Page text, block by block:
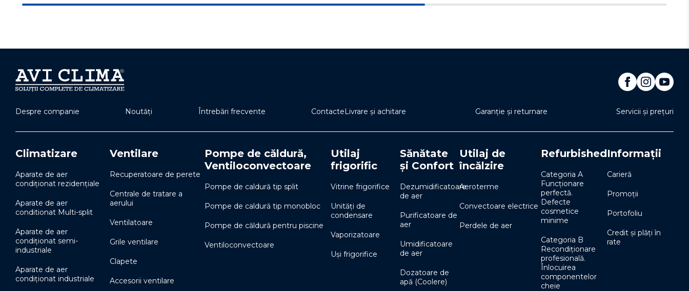
Despre companie Noutăți Întrebări frecvente ContacteLivrare și achitare Garanție și returnare Servicii și prețuri
Climatizare
Aparate de aer
condiționat rezidențiale
Aparate de aer
conditionat Multi-split
Aparate de aer
condiționat semi-
industriale
Aparate de aer
condiționat industriale
Ventilare
Recuperatoare de perete
Centrale de tratare a
aerului
Ventilatoare
Grile ventilare
Clapete
Accesorii ventilare
Pompe de căldură,
Ventiloconvectoare
Pompe de caldură tip split
Pompe de caldură tip monobloc
Pompe de căldură pentru piscine
Ventiloconvectoare
Utilaj
frigorific
Vitrine frigorifice
Unități de
condensare
Vaporizatoare
Uși frigorifice
Sănătate
și Confort
Dezumidificatoare
de aer
Purificatoare de
aer
Umidificatoare
de aer
Dozatoare de
apă (Coolere)
Utilaj de
încălzire
Aeroterme
Convectoare electrice
Perdele de aer
Refurbished
Categoria A
Funcționare
perfectă.
Defecte
cosmetice
minime
Categoria B
Recondiționare
profesională.
Înlocuirea
componentelor
cheie
Informații
Carieră
Promoții
Portofoliu
Credit și plăți în
rate